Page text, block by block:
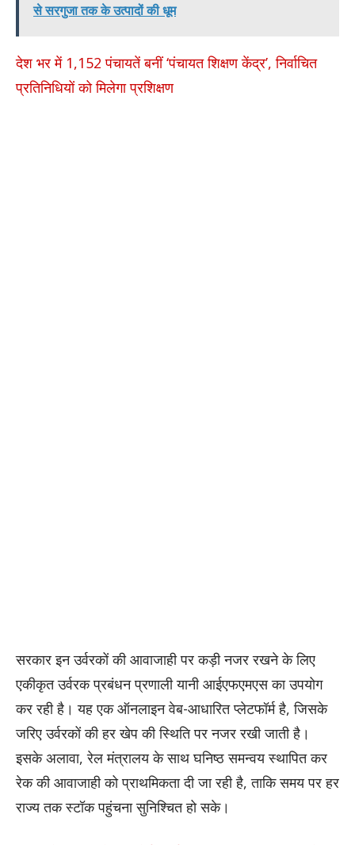
से सरगुजा तक के उत्पादों की धूम
देश भर में 1,152 पंचायतें बनीं ‘पंचायत शिक्षण केंद्र’, निर्वाचित
प्रतिनिधियों को मिलेगा प्रशिक्षण
सरकार इन उर्वरकों की आवाजाही पर कड़ी नजर रखने के लिए
एकीकृत उर्वरक प्रबंधन प्रणाली यानी आईएफएमएस का उपयोग
कर रही है। यह एक ऑनलाइन वेब-आधारित प्लेटफॉर्म है, जिसके
जरिए उर्वरकों की हर खेप की स्थिति पर नजर रखी जाती है।
इसके अलावा, रेल मंत्रालय के साथ घनिष्ठ समन्वय स्थापित कर
रेक की आवाजाही को प्राथमिकता दी जा रही है, ताकि समय पर हर
राज्य तक स्टॉक पहुंचना सुनिश्चित हो सके।